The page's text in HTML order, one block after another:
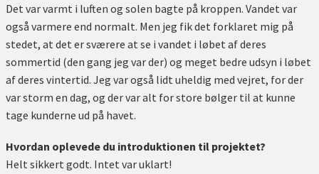
Det var varmt i luften og solen bagte på kroppen. Vandet var
også varmere end normalt. Men jeg fik det forklaret mig på
stedet, at det er sværere at se i vandet i løbet af deres
sommertid (den gang jeg var der) og meget bedre udsyn i løbet
af deres vintertid. Jeg var også lidt uheldig med vejret, for der
var storm en dag, og der var alt for store bølger til at kunne
tage kunderne ud på havet.
Hvordan oplevede du introduktionen til projektet?
Helt sikkert godt. Intet var uklart!